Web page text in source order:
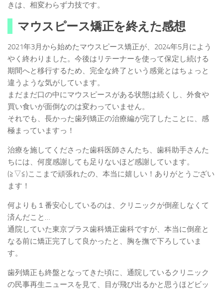
きは、相変わらず力技です。
マウスピース矯正を終えた感想
2021年3月から始めたマウスピース矯正が、2024年5月によう
やく終わりました。今後はリテーナーを使って保定し続ける
期間へと移行するため、完全な終了という感覚とはちょっと
違うような気がしています。
まだまだ口の中にマウスピースがある状態は続くし、外食や
買い食いが面倒なのは変わっていません。
それでも、長かった歯列矯正の治療編が完了したことに、感
極まっていますっ！
治療を施してくださった歯科医師さんたち、歯科助手さんた
ちには、何度感謝しても足りないほど感謝しています。
(≧▽≦)ここまで頑張れたの、本当に嬉しい！ありがとうござい
ます！
何よりも１番安心しているのは、クリニックが倒産しなくて
済んだこと…
通院していた東京プラス歯科矯正歯科ですが、本当に倒産と
なる前に矯正完了して良かったと、胸を撫で下ろしていま
す。
歯列矯正も終盤となってきた頃に、通院しているクリニック
の民事再生ニュースを見て、目が飛び出るかと思うほどビッ